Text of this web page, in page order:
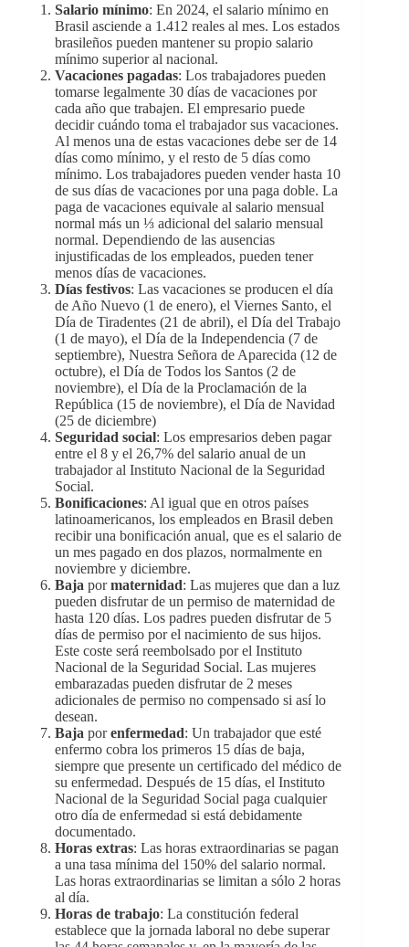
Salario mínimo: En 2024, el salario mínimo en
Brasil asciende a 1.412 reales al mes. Los estados
brasileños pueden mantener su propio salario
mínimo superior al nacional.
Vacaciones pagadas: Los trabajadores pueden
tomarse legalmente 30 días de vacaciones por
cada año que trabajen. El empresario puede
decidir cuándo toma el trabajador sus vacaciones.
Al menos una de estas vacaciones debe ser de 14
días como mínimo, y el resto de 5 días como
mínimo. Los trabajadores pueden vender hasta 10
de sus días de vacaciones por una paga doble. La
paga de vacaciones equivale al salario mensual
normal más un ⅓ adicional del salario mensual
normal. Dependiendo de las ausencias
injustificadas de los empleados, pueden tener
menos días de vacaciones.
Días festivos: Las vacaciones se producen el día
de Año Nuevo (1 de enero), el Viernes Santo, el
Día de Tiradentes (21 de abril), el Día del Trabajo
(1 de mayo), el Día de la Independencia (7 de
septiembre), Nuestra Señora de Aparecida (12 de
octubre), el Día de Todos los Santos (2 de
noviembre), el Día de la Proclamación de la
República (15 de noviembre), el Día de Navidad
(25 de diciembre)
Seguridad social: Los empresarios deben pagar
entre el 8 y el 26,7% del salario anual de un
trabajador al Instituto Nacional de la Seguridad
Social.
Bonificaciones: Al igual que en otros países
latinoamericanos, los empleados en Brasil deben
recibir una bonificación anual, que es el salario de
un mes pagado en dos plazos, normalmente en
noviembre y diciembre.
Baja pormaternidad: Las mujeres que dan a luz
pueden disfrutar de un permiso de maternidad de
hasta 120 días. Los padres pueden disfrutar de 5
días de permiso por el nacimiento de sus hijos.
Este coste será reembolsado por el Instituto
Nacional de la Seguridad Social. Las mujeres
embarazadas pueden disfrutar de 2 meses
adicionales de permiso no compensado si así lo
desean.
Baja porenfermedad: Un trabajador que esté
enfermo cobra los primeros 15 días de baja,
siempre que presente un certificado del médico de
su enfermedad. Después de 15 días, el Instituto
Nacional de la Seguridad Social paga cualquier
otro día de enfermedad si está debidamente
documentado.
Horas extras: Las horas extraordinarias se pagan
a una tasa mínima del 150% del salario normal.
Las horas extraordinarias se limitan a sólo 2 horas
al día.
Horas de trabajo: La constitución federal
establece que la jornada laboral no debe superar